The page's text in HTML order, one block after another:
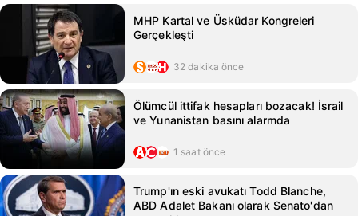
MHP Kartal ve Üsküdar Kongreleri
Gerçekleşti
32 dakika önce
Ölümcül ittifak hesapları bozacak! İsrail
ve Yunanistan basını alarmda
1 saat önce
Trump'ın eski avukatı Todd Blanche,
ABD Adalet Bakanı olarak Senato'dan